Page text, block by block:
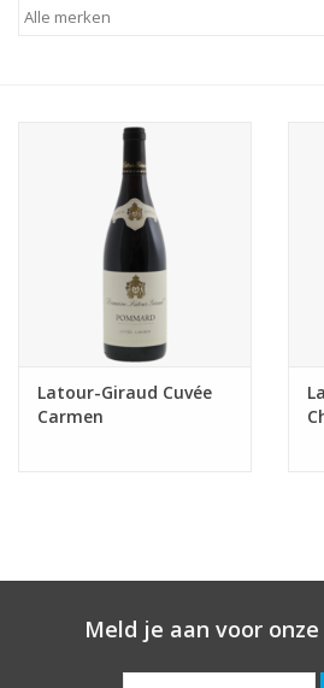
Latour-Giraud Cuvée
Carmen
Meld je aan voor